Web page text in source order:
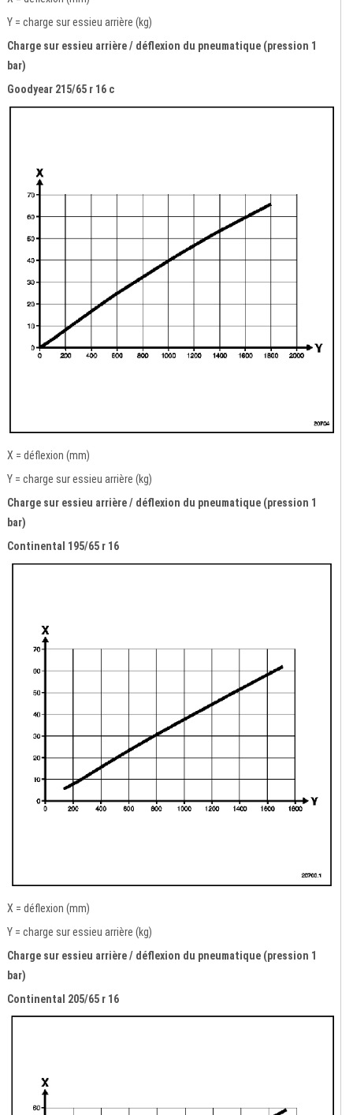
Y = charge sur essieu arrière (kg)
Charge sur essieu arrière / déflexion du pneumatique (pression 1
bar)
Goodyear 215/65 r 16 c
X = déflexion (mm)
Y = charge sur essieu arrière (kg)
Charge sur essieu arrière / déflexion du pneumatique (pression 1
bar)
Continental 195/65 r 16
X = déflexion (mm)
Y = charge sur essieu arrière (kg)
Charge sur essieu arrière / déflexion du pneumatique (pression 1
bar)
Continental 205/65 r 16